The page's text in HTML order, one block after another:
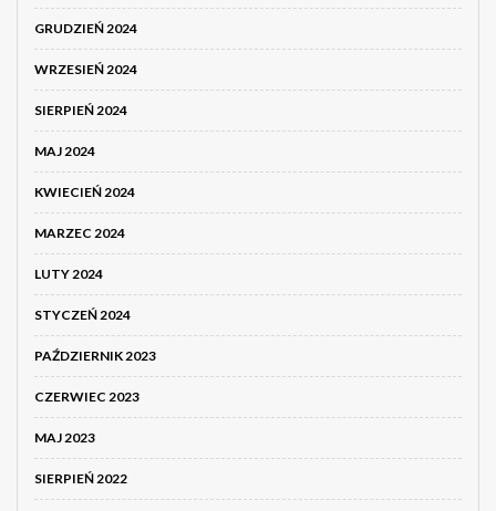
GRUDZIEŃ 2024
WRZESIEŃ 2024
SIERPIEŃ 2024
MAJ 2024
KWIECIEŃ 2024
MARZEC 2024
LUTY 2024
STYCZEŃ 2024
PAŹDZIERNIK 2023
CZERWIEC 2023
MAJ 2023
SIERPIEŃ 2022